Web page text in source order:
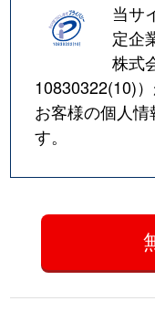
当サ
定企
株式
10830322(10)
お客様の個人
す。